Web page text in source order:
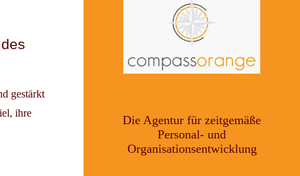
gestärkt
ihre
Die Agentur für zeitgemäße
Personal- und
Organisationsentwicklung